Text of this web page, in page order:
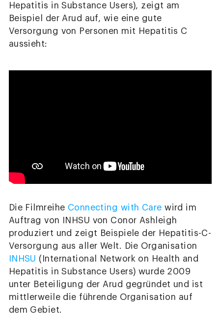
Hepatitis in Substance Users), zeigt am
Beispiel der Arud auf, wie eine gute
Versorgung von Personen mit Hepatitis C
aussieht:
Die Filmreihe Connecting with Care wird im
Auftrag von INHSU von Conor Ashleigh
produziert und zeigt Beispiele der Hepatitis-C-
Versorgung aus aller Welt. Die Organisation
INHSU (International Network on Health and
Hepatitis in Substance Users) wurde 2009
unter Beteiligung der Arud gegründet und ist
mittlerweile die führende Organisation auf
dem Gebiet.